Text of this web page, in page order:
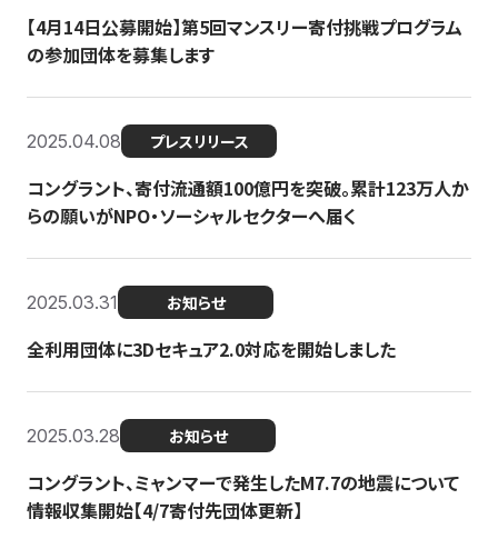
【4月14日公募開始】第5回マンスリー寄付挑戦プログラム
の参加団体を募集します
2025.04.08 プレスリリース
コングラント、寄付流通額100億円を突破。累計123万人か
らの願いがNPO・ソーシャルセクターへ届く
2025.03.31 お知らせ
全利用団体に3Dセキュア2.0対応を開始しました
2025.03.28 お知らせ
コングラント、ミャンマーで発生したM7.7の地震について
情報収集開始【4/7寄付先団体更新】